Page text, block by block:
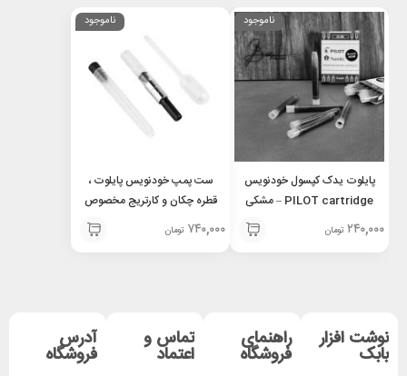
ناموجود
پایلوت یدک کپسول خودنویس
PILOT cartridge – مشکی
۲۴۰,۰۰۰ تومان
ناموجود
ست پمپ خودنویس پایلوت ،
قطره چکان و کارتریج مخصوص
ماژان کاکانو Ink sac Ink bile
for majohn and Pilot۷۴۰,۰۰۰ تومان
نوشت افزار
بابک
راهنمای
فروشگاه
تماس و
اعتماد
آدرس
فروشگاه